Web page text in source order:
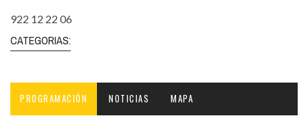
922 12 22 06
CATEGORIAS:
PROGRAMACIÓN NOTICIAS MAPA